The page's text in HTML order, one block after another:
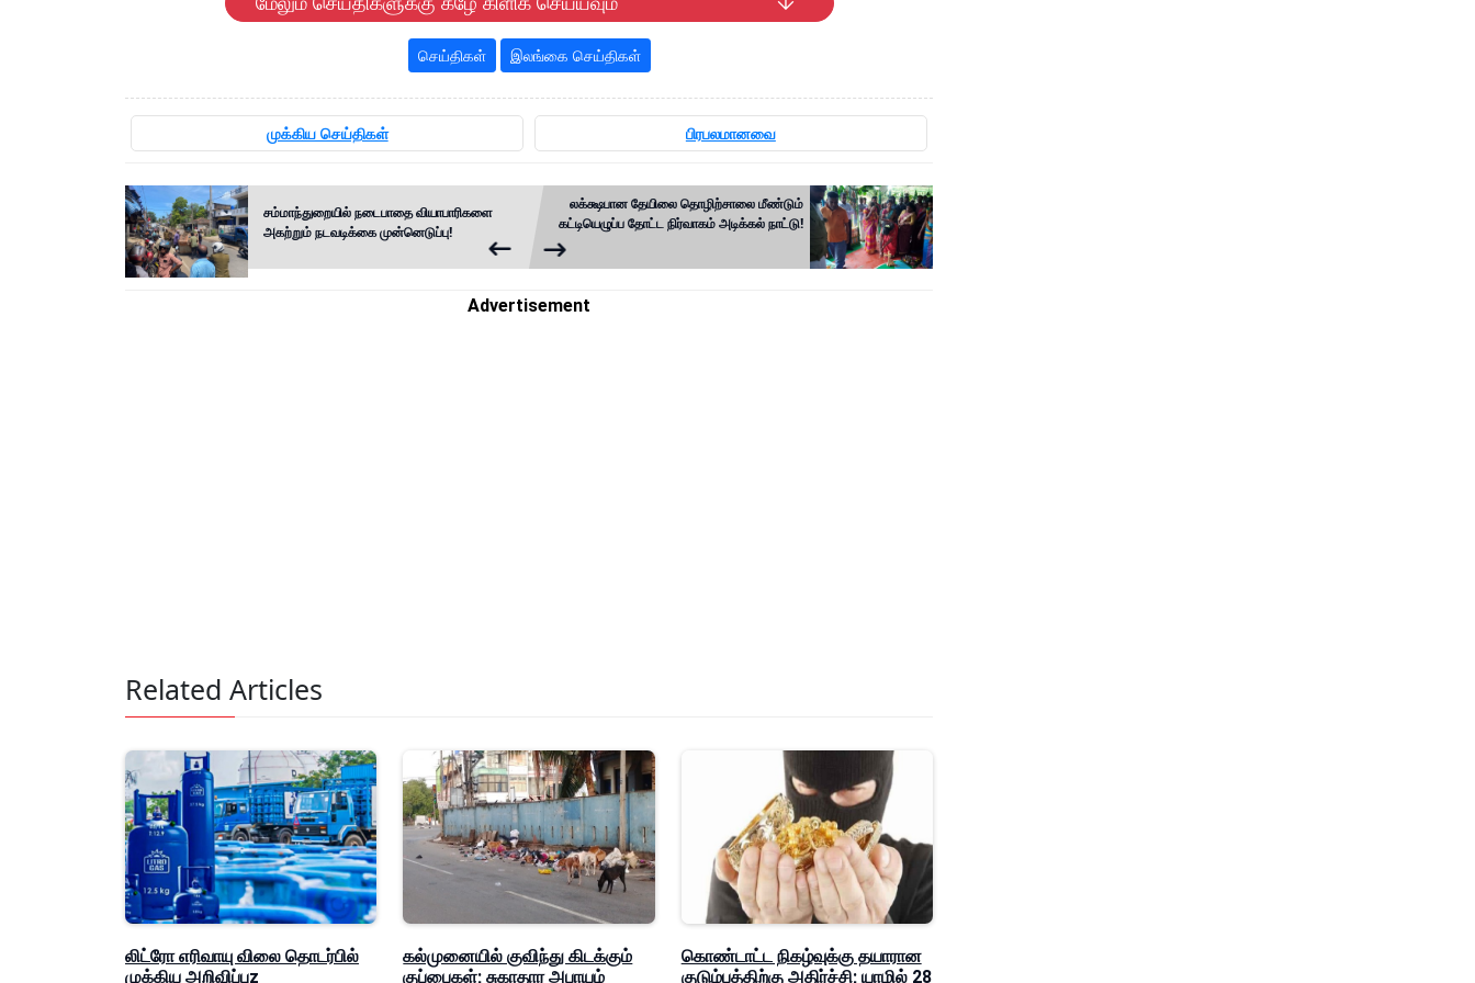
செய்திகள் இலங்கை செய்திகள்
முக்கிய செய்திகள் பிரபலமானவை
சம்மாந்துறையில் நடைபாதை வியாபாரிகளை
அகற்றும் நடவடிக்கை முன்னெடுப்பு!
லக்க்ஷபான தேயிலை தொழிற்சாலை மீண்டும்
கட்டியெழுப்ப தோட்ட நிர்வாகம் அடிக்கல் நாட்டு!
Advertisement
Related Articles
லிட்ரோ எரிவாயு விலை தொடர்பில்
முக்கிய அறிவிப்புz
கல்முனையில் குவிந்து கிடக்கும்
குப்பைகள்; சுகாதார அபாயம்
கொண்டாட்ட நிகழ்வுக்கு தயாரான
குடும்பத்திற்கு அதிர்ச்சி; யாழில் 28